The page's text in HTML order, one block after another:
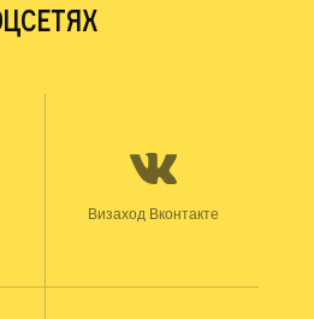
Визаход Вконтакте